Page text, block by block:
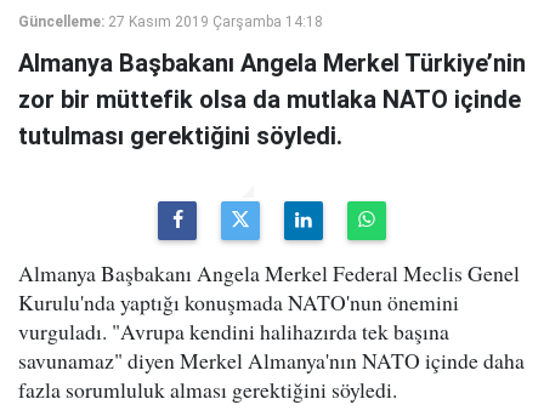
Güncelleme: 27 Kasım 2019 Çarşamba 14:18
Almanya Başbakanı Angela Merkel Türkiye’nin
zor bir müttefik olsa da mutlaka NATO içinde
tutulması gerektiğini söyledi.
Almanya Başbakanı Angela Merkel Federal Meclis Genel
Kurulu'nda yaptığı konuşmada NATO'nun önemini
vurguladı. "Avrupa kendini halihazırda tek başına
savunamaz" diyen Merkel Almanya'nın NATO içinde daha
fazla sorumluluk alması gerektiğini söyledi.